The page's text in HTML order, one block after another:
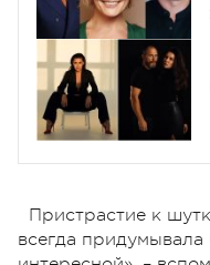
Пристрастие к
всегда придумывала